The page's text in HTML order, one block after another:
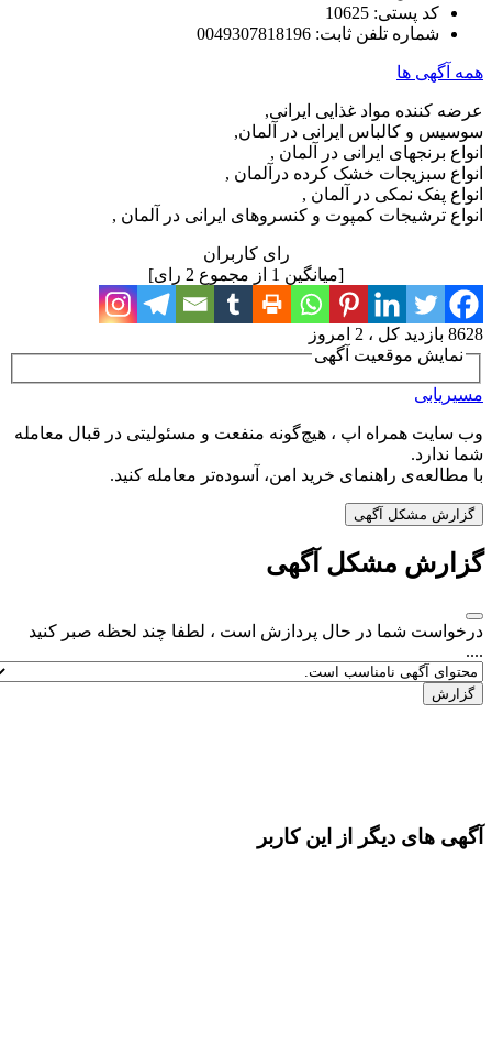
کد پستی: 10625
شماره تلفن ثابت:0049307818196
همه آگهی ها
عرضه کننده مواد غذایی ایرانی,
سوسیس و کالباس ایرانی در آلمان,
انواع برنجهای ایرانی در آلمان ,
انواع سبزیجات خشک کرده درآلمان ,
انواع پفک نمکی در آلمان ,
انواع ترشیجات کمپوت و کنسروهای ایرانی در آلمان ,
رای کاربران
[میانگین1 از مجموع2 رای]
8628 بازدید کل ، 2 امروز
نمایش موقعیت آگهی
مسیریابی
وب سایت همراه اپ ، هیچ‌گونه منفعت و مسئولیتی در قبال معامله
شما ندارد.
با مطالعه‌ی راهنمای خرید امن، آسوده‌تر معامله کنید.
گزارش مشکل آگهی
گزارش مشکل آگهی
درخواست شما در حال پردازش است ، لطفا چند لحظه صبر کنید
....
آگهی های دیگر از این کاربر